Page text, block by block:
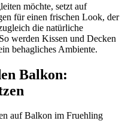
möchte, setzt auf
für einen frischen Look, der
die natürliche
werden Kissen und Decken
behagliches Ambiente.
Balkon: